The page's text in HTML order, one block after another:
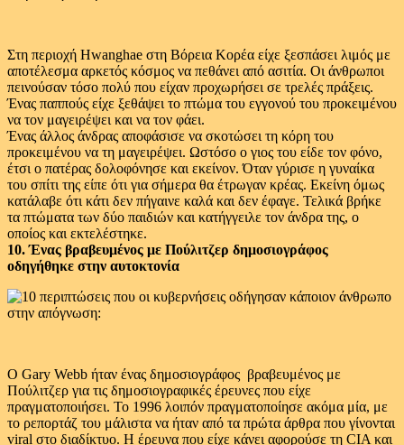
Στη περιοχή Hwanghae στη Βόρεια Κορέα είχε ξεσπάσει λιμός με
αποτέλεσμα αρκετός κόσμος να πεθάνει από ασιτία. Οι άνθρωποι
πεινούσαν τόσο πολύ που είχαν προχωρήσει σε τρελές πράξεις.
Ένας παππούς είχε ξεθάψει το πτώμα του εγγονού του προκειμένου
να τον μαγειρέψει και να τον φάει.
Ένας άλλος άνδρας αποφάσισε να σκοτώσει τη κόρη του
προκειμένου να τη μαγειρέψει. Ωστόσο ο γιος του είδε τον φόνο,
έτσι ο πατέρας δολοφόνησε και εκείνον. Όταν γύρισε η γυναίκα
του σπίτι της είπε ότι για σήμερα θα έτρωγαν κρέας. Εκείνη όμως
κατάλαβε ότι κάτι δεν πήγαινε καλά και δεν έφαγε. Τελικά βρήκε
τα πτώματα των δύο παιδιών και κατήγγειλε τον άνδρα της, ο
οποίος και εκτελέστηκε.
10. Ένας βραβευμένος με Πούλιτζερ δημοσιογράφος
οδηγήθηκε στην αυτοκτονία
Ο Gary Webb ήταν ένας δημοσιογράφος βραβευμένος με
Πούλιτζερ για τις δημοσιογραφικές έρευνες που είχε
πραγματοποιήσει. Το 1996 λοιπόν πραγματοποίησε ακόμα μία, με
το ρεπορτάζ του μάλιστα να ήταν από τα πρώτα άρθρα που γίνονται
viral στο διαδίκτυο. Η έρευνα που είχε κάνει αφορούσε τη CIA και